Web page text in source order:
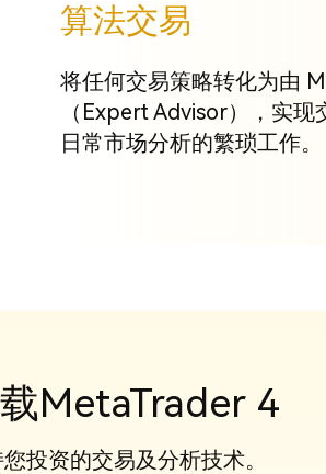
算法交易
将任何交易策略转化为由
（Expert Advisor），实
日常市场分析的繁琐工作。
MetaTrader 4
投资的交易及分析技术。